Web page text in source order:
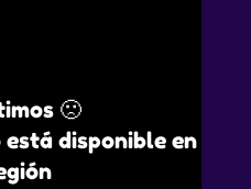
🙁
disponible en